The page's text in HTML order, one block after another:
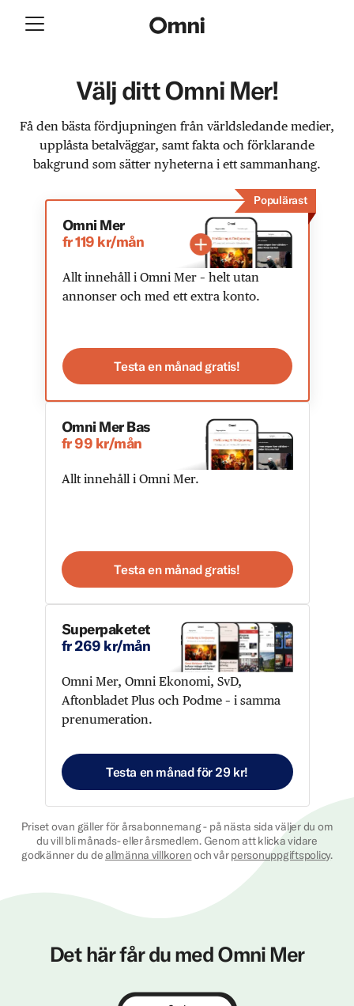
Välj ditt Omni Mer!
Få den bästa fördjupningen från världsledande medier,
upplåsta betalväggar, samt fakta och förklarande
bakgrund som sätter nyheterna i ett sammanhang.
Populärast
Omni Mer
fr 119 kr/mån
Allt innehåll i Omni Mer – helt utan
annonser och med ett extra konto.
Testa en månad gratis!
Omni Mer Bas
fr 99 kr/mån
Allt innehåll i Omni Mer.
Testa en månad gratis!
Superpaketet
fr 269 kr/mån
Omni Mer, Omni Ekonomi, SvD,
Aftonbladet Plus och Podme – i samma
prenumeration.
Testa en månad för 29 kr!
Priset ovan gäller för årsabonnemang - på nästa sida väljer du om
du vill bli månads- eller årsmedlem. Genom att klicka vidare
godkänner du deallmänna villkorenoch vårpersonuppgiftspolicy.
Det här får du med Omni Mer